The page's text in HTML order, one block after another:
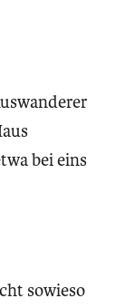
bei eins
sowieso